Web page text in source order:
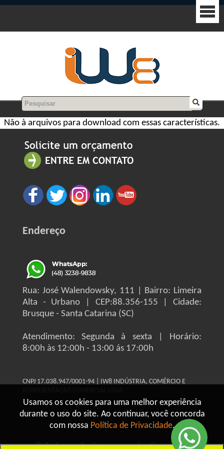
Usamos os cookies para uma melhor experiência
durante o uso do site. Ao continuar, você concorda
com nossa Política de Privacidade.
Não à arquivos para download com essas características.
Endereço
Rua: José Walendowsky, 111 | Bairro: Limeira
Alta - Urbano | CEP:88.356-155 | Cidade:
Brusque - Santa Catarina (SC)
Atendimento: Segunda à sexta | Horário:
8:00h às 12:00h - 13:00 ás 17:00h
CNPJ 17.038.947/0001-94 | IW8 INDÚSTRIA, COMÉRCIO E
© Todos os direitos reservados Grupo IW8